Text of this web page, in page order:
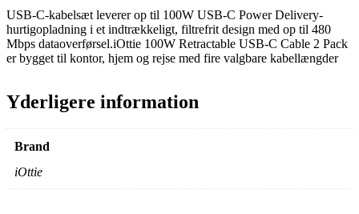
USB-C-kabelsæt leverer op til 100W USB-C Power Delivery-
hurtigopladning i et indtrækkeligt, filtrefrit design med op til 480
Mbps dataoverførsel.iOttie 100W Retractable USB-C Cable 2 Pack
er bygget til kontor, hjem og rejse med fire valgbare kabellængder
Yderligere information
Brand
iOttie